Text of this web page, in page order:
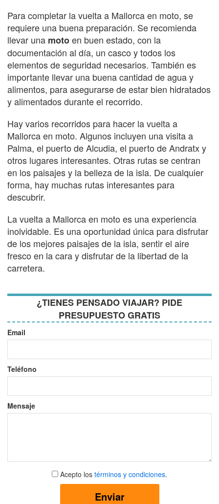
Para completar la vuelta a Mallorca en moto, se
requiere una buena preparación. Se recomienda
llevar una motoen buen estado, con la
documentación al día, un casco y todos los
elementos de seguridad necesarios. También es
importante llevar una buena cantidad de agua y
alimentos, para asegurarse de estar bien hidratados
y alimentados durante el recorrido.
Hay varios recorridos para hacer la vuelta a
Mallorca en moto. Algunos incluyen una visita a
Palma, el puerto de Alcudia, el puerto de Andratx y
otros lugares interesantes. Otras rutas se centran
en los paisajes y la belleza de la isla. De cualquier
forma, hay muchas rutas interesantes para
descubrir.
La vuelta a Mallorca en moto es una experiencia
inolvidable. Es una oportunidad única para disfrutar
de los mejores paisajes de la isla, sentir el aire
fresco en la cara y disfrutar de la libertad de la
carretera.
¿TIENES PENSADO VIAJAR? PIDE
PRESUPUESTO GRATIS
Email
Teléfono
Mensaje
Aceptar
términos
Acepto los términos y condiciones.
Enviar